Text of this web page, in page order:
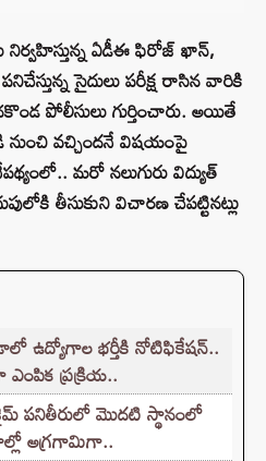
ఏడీఈ ఫిరోజ్‌ ఖాన్‌,
సైదులు పరీక్ష రాసిన వారికి
పోలీసులు గుర్తించారు. అయితే
నుంచి వచ్చిందనే విషయంపై
మరో నలుగురు విద్యుత్‌
తీసుకుని విచారణ చేపట్టినట్లు
ఉద్యోగాల భర్తీకి నోటిఫికేషన్..
ఎంపిక ప్రక్రియ..
పనితీరులో మొదటి స్థానంలో
అగ్రగామిగా..